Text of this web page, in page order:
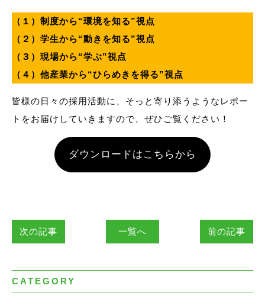
（１）制度から“環境を知る”視点
（２）学生から“動きを知る”視点
（３）現場から“学ぶ”視点
（４）他産業から“ひらめきを得る”視点
皆様の日々の採用活動に、そっと寄り添うようなレポー
トをお届けしていきますので、ぜひご覧ください！
ダウンロードはこちらから
一覧へ
次の記事 前の記事
CATEGORY